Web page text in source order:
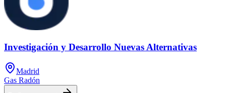
Investigación y Desarrollo Nuevas Alternativas
Madrid
Gas Radón